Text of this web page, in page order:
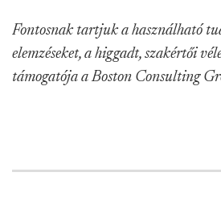
Fontosnak tartjuk a használható
elemzéseket, a higgadt, szakértői
támogatója a Boston Consulting